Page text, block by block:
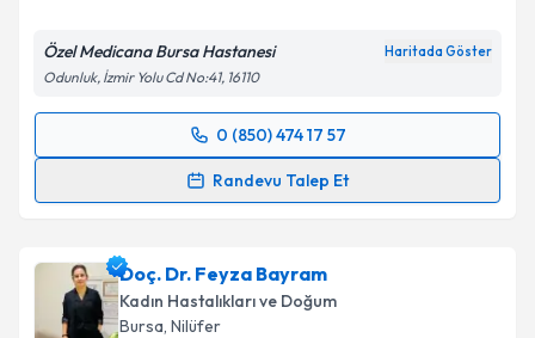
Özel Medicana Bursa Hastanesi Haritada Göster
Odunluk, İzmir Yolu Cd No:41, 16110
0 (850) 474 17 57
Randevu Talep Et
Randevu Takvimi Talebi
takvim hazırlandığında e-posta ile bilgilendireceğiz.
E-posta Adresiniz
Doç. Dr. Feyza Bayram
Kadın Hastalıkları ve Doğum
Bursa, Nilüfer